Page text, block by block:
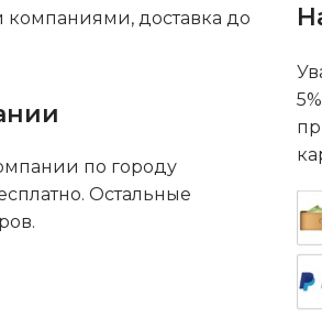
доставка до
по городу
Остальные